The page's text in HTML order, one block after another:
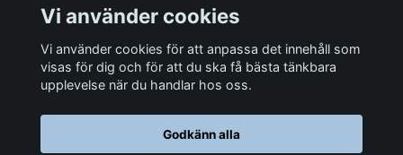
Sociala medier
Vi använder cookies
Vi använder cookies för att anpassa det innehåll som
visas för dig och för att du ska få bästa tänkbara
upplevelse när du handlar hos oss.
Godkänn alla